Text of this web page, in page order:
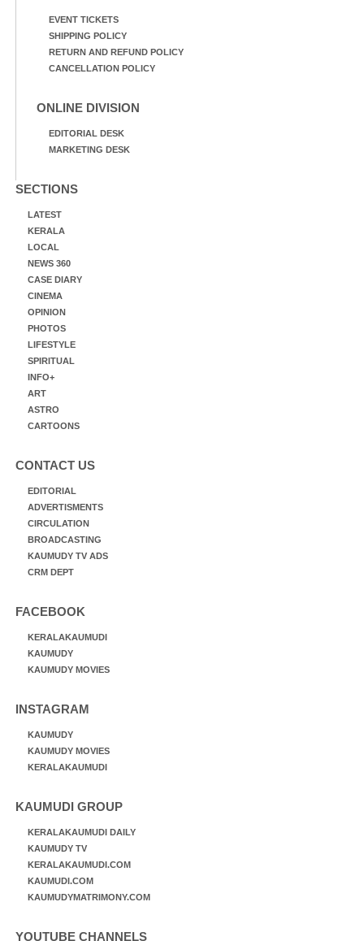
EVENT TICKETS
SHIPPING POLICY
RETURN AND REFUND POLICY
CANCELLATION POLICY
ONLINE DIVISION
EDITORIAL DESK
MARKETING DESK
SECTIONS
LATEST
KERALA
LOCAL
NEWS 360
CASE DIARY
CINEMA
OPINION
PHOTOS
LIFESTYLE
SPIRITUAL
INFO+
ART
ASTRO
CARTOONS
CONTACT US
EDITORIAL
ADVERTISMENTS
CIRCULATION
BROADCASTING
KAUMUDY TV ADS
CRM DEPT
FACEBOOK
KERALAKAUMUDI
KAUMUDY
KAUMUDY MOVIES
INSTAGRAM
KAUMUDY
KAUMUDY MOVIES
KERALAKAUMUDI
KAUMUDI GROUP
KERALAKAUMUDI DAILY
KAUMUDY TV
KERALAKAUMUDI.COM
KAUMUDI.COM
KAUMUDYMATRIMONY.COM
YOUTUBE CHANNELS